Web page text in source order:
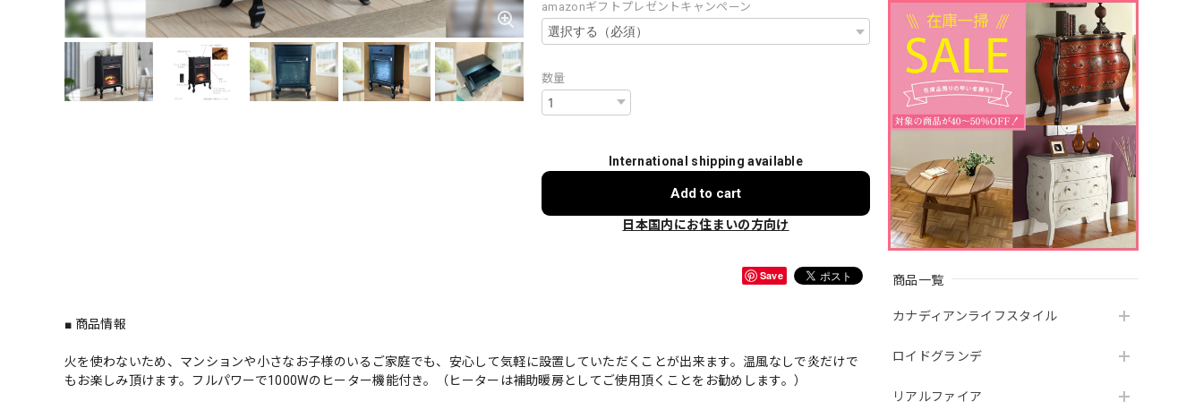
商品一覧
カナディアンライフスタイル
ロイドグランデ
リアルファイア
amazonギフトプレゼントキャンペーン
数量
International shipping available
Add to cart
日本国内にお住まいの方向け
Save
■ 商品情報
火を使わないため、マンションや小さなお子様のいるご家庭でも、安心して気軽に設置していただくことが出来ます。温風なしで炎だけで
もお楽しみ頂けます。フルパワーで1000Wのヒーター機能付き。（ヒーターは補助暖房としてご使用頂くことをお勧めします。）